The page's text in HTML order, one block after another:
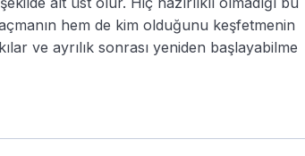
hem de kim olduğunu keşfetmenin
ve ayrılık sonrası yeniden başlayabilme